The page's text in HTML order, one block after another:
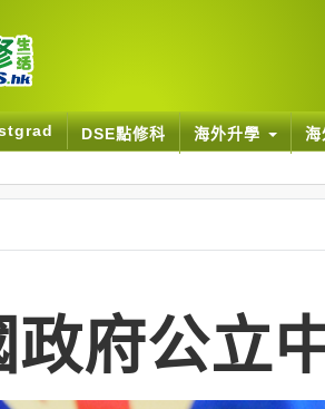
DSE點修科 海外升學
政府公立